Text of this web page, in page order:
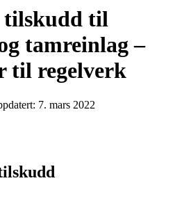
til
tamreinlag –
til regelverk
7. mars 2022